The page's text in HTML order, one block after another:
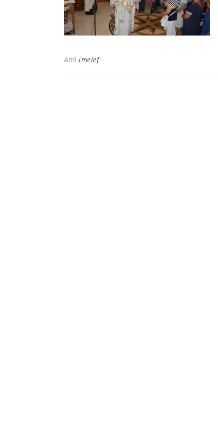
Από imelef